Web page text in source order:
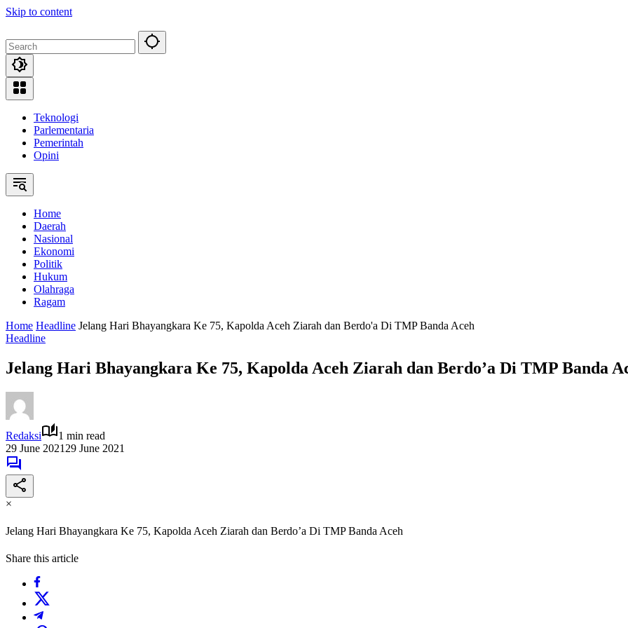
Skip to content
Teknologi
Parlementaria
Pemerintah
Opini
Home
Daerah
Nasional
Ekonomi
Politik
Hukum
Olahraga
Ragam
Home Headline Jelang Hari Bhayangkara Ke 75, Kapolda Aceh Ziarah dan Berdo'a Di TMP Banda Aceh
Headline
Jelang Hari Bhayangkara Ke 75, Kapolda Aceh Ziarah dan Berdo’a Di TMP Banda
Redaksi
1 min read
29 June 2021 29 June 2021
×
Jelang Hari Bhayangkara Ke 75, Kapolda Aceh Ziarah dan Berdo’a Di TMP Banda Aceh
Share this article